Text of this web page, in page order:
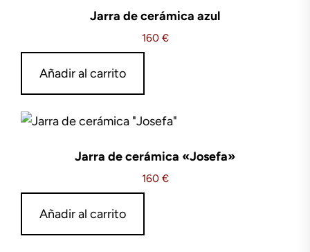
Jarra de cerámica azul
160 €
Añadir al carrito
Jarra de cerámica «Josefa»
160 €
Añadir al carrito